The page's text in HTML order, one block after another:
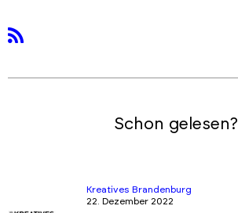
Schon gelesen?
Kreatives Brandenburg
22. Dezember 2022